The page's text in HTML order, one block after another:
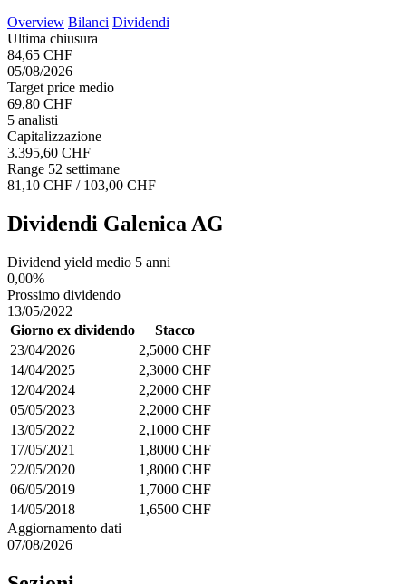
Overview Bilanci Dividendi
Ultima chiusura
84,65 CHF
05/08/2026
Target price medio
69,80 CHF
5 analisti
Capitalizzazione
3.395,60 CHF
Range 52 settimane
81,10 CHF / 103,00 CHF
Dividendi Galenica AG
Dividend yield medio 5 anni
0,00%
Prossimo dividendo
13/05/2022
Giorno ex dividendo
Stacco
23/04/2026
2,5000 CHF
14/04/2025
2,3000 CHF
12/04/2024
2,2000 CHF
05/05/2023
2,2000 CHF
13/05/2022
2,1000 CHF
17/05/2021
1,8000 CHF
22/05/2020
1,8000 CHF
06/05/2019
1,7000 CHF
14/05/2018
1,6500 CHF
Aggiornamento dati
07/08/2026